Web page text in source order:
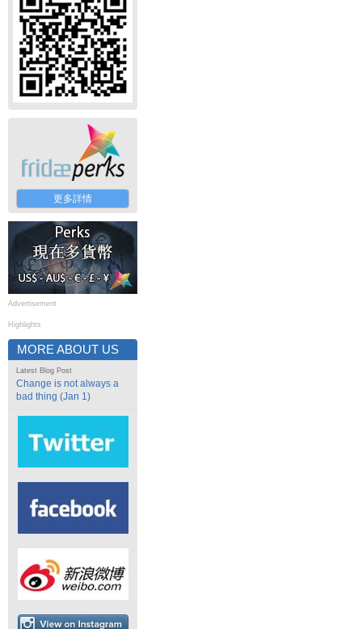
更多詳情
Advertisement
Highlights
MORE ABOUT US
Latest Blog Post
Change is not always a
bad thing (Jan 1)